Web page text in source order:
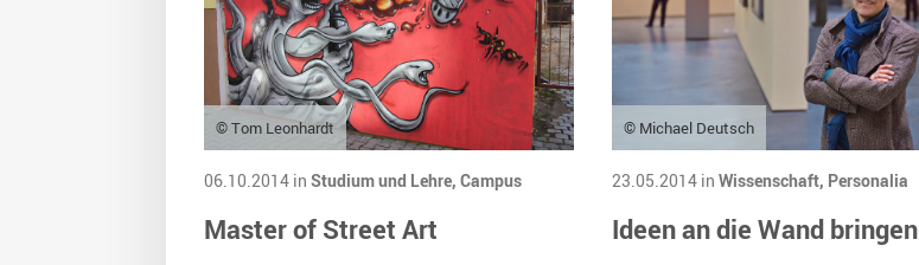
© Tom Leonhardt
06.10.2014 in Studium und Lehre, Campus
Master of Street Art
© Michael Deutsch
23.05.2014 in Wissenschaft, Personalia
Ideen an die Wand bringen